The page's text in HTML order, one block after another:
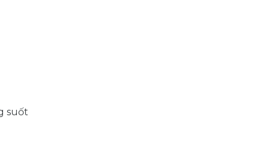
suốt